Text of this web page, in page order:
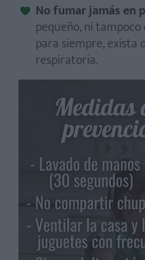
No fumar jamás en
pequeño,ni tampoco
para siempre, exista
respiratoria.